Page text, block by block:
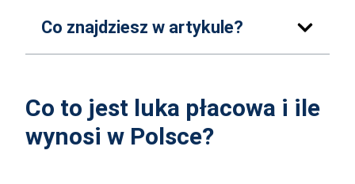
Co znajdziesz w artykule?
Co to jest luka płacowa i ile
wynosi w Polsce?